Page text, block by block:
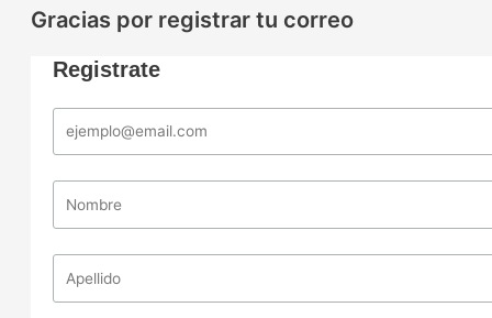
Gracias por registrar tu correo
Registrate